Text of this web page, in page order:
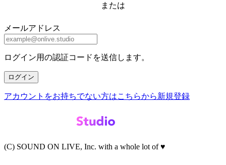
または
メールアドレス
ログイン用の認証コードを送信します。
ログイン
アカウントをお持ちでない方はこちらから新規登録
(C) SOUND ON LIVE, Inc. with a whole lot of ♥